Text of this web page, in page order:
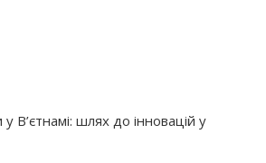
В’єтнамі: шлях до інновацій у